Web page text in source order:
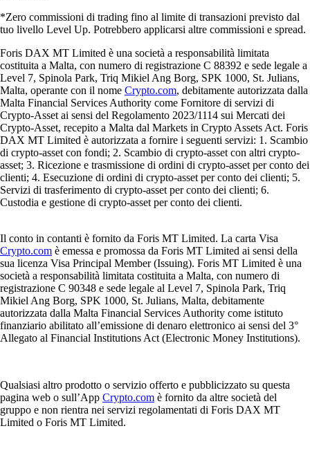
*Zero commissioni di trading fino al limite di transazioni previsto dal
tuo livello Level Up. Potrebbero applicarsi altre commissioni e spread.
Foris DAX MT Limited è una società a responsabilità limitata
costituita a Malta, con numero di registrazione C 88392 e sede legale a
Level 7, Spinola Park, Triq Mikiel Ang Borg, SPK 1000, St. Julians,
Malta, operante con il nome Crypto.com, debitamente autorizzata dalla
Malta Financial Services Authority come Fornitore di servizi di
Crypto-Asset ai sensi del Regolamento 2023/1114 sui Mercati dei
Crypto-Asset, recepito a Malta dal Markets in Crypto Assets Act. Foris
DAX MT Limited è autorizzata a fornire i seguenti servizi: 1. Scambio
di crypto-asset con fondi; 2. Scambio di crypto-asset con altri crypto-
asset; 3. Ricezione e trasmissione di ordini di crypto-asset per conto dei
clienti; 4. Esecuzione di ordini di crypto-asset per conto dei clienti; 5.
Servizi di trasferimento di crypto-asset per conto dei clienti; 6.
Custodia e gestione di crypto-asset per conto dei clienti.
Il conto in contanti è fornito da Foris MT Limited. La carta Visa
Crypto.com è emessa e promossa da Foris MT Limited ai sensi della
sua licenza Visa Principal Member (Issuing). Foris MT Limited è una
società a responsabilità limitata costituita a Malta, con numero di
registrazione C 90348 e sede legale al Level 7, Spinola Park, Triq
Mikiel Ang Borg, SPK 1000, St. Julians, Malta, debitamente
autorizzata dalla Malta Financial Services Authority come istituto
finanziario abilitato all’emissione di denaro elettronico ai sensi del 3°
Allegato al Financial Institutions Act (Electronic Money Institutions).
Qualsiasi altro prodotto o servizio offerto e pubblicizzato su questa
pagina web o sull’App Crypto.com è fornito da altre società del
gruppo e non rientra nei servizi regolamentati di Foris DAX MT
Limited o Foris MT Limited.